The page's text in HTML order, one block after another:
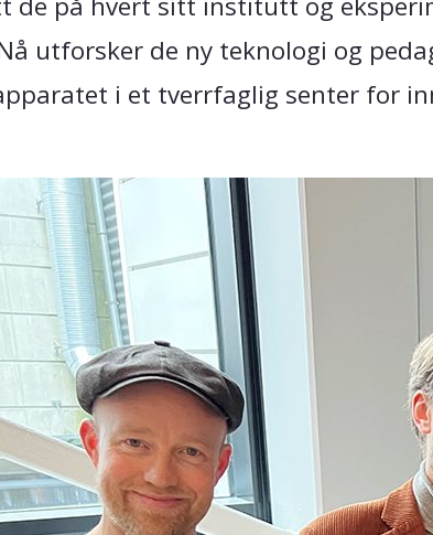
utforsker de ny teknologi og
i et tverrfaglig senter for